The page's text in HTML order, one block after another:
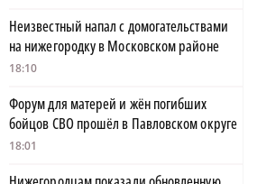
Неизвестный напал с домогательствами
на нижегородку в Московском районе
18:10
Форум для матерей и жён погибших
бойцов СВО прошёл в Павловском округе
18:01